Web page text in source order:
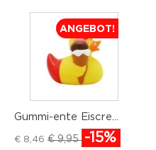
ANGEBOT!
Gummi-ente Eiscre...
€ 8,46 € 9,95 -15%